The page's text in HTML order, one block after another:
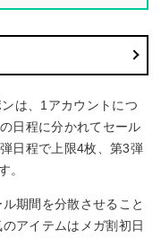
は、1アカウントにつ
日程に分かれてセール
日程で上限4枚、第3弾
。
期間を分散させること
アイテムはメガ割初日